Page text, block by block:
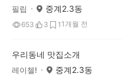
필립 중계2.3동
653 3 1 1개월 전
우리동네 맛집소개
레이첼! 중계2.3동